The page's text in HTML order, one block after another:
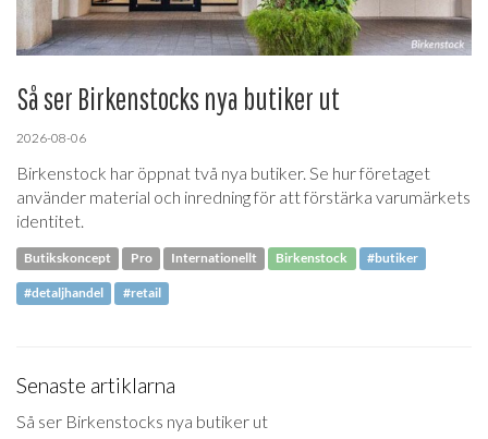
Så ser Birkenstocks nya butiker ut
2026-08-06
Birkenstock har öppnat två nya butiker. Se hur företaget
använder material och inredning för att förstärka varumärkets
identitet.
Butikskoncept Pro Internationellt Birkenstock #butiker
#detaljhandel #retail
Senaste artiklarna
Så ser Birkenstocks nya butiker ut